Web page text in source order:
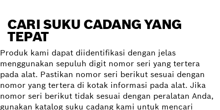
CARI SUKU CADANG YANG
TEPAT
Produk kami dapat diidentifikasi dengan jelas
menggunakan sepuluh digit nomor seri yang tertera
pada alat. Pastikan nomor seri berikut sesuai dengan
nomor yang tertera di kotak informasi pada alat. Jika
nomor seri berikut tidak sesuai dengan peralatan Anda,
gunakan katalog suku cadang kami untuk mencari